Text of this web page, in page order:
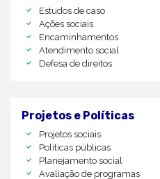
Estudos de caso
Ações sociais
Encaminhamentos
Atendimento social
Defesa de direitos
Projetos e Políticas
Projetos sociais
Políticas públicas
Planejamento social
Avaliação de programas